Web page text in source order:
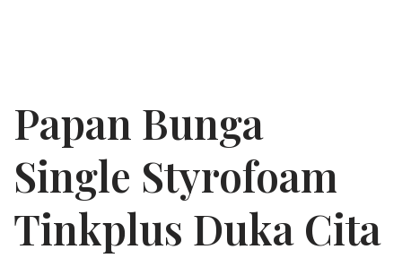
Papan Bunga
Single Styrofoam
Tinkplus Duka Cita